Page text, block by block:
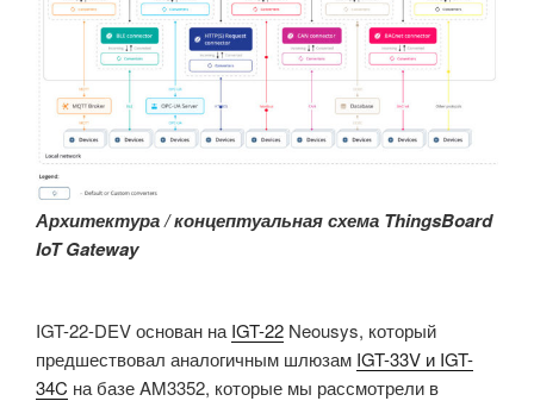
Архитектура / концептуальная схема ThingsBoard
IoT Gateway
IGT-22-DEV основан на IGT-22 Neousys, который
предшествовал аналогичным шлюзам IGT-33V и IGT-
34C на базе AM3352, которые мы рассмотрели в